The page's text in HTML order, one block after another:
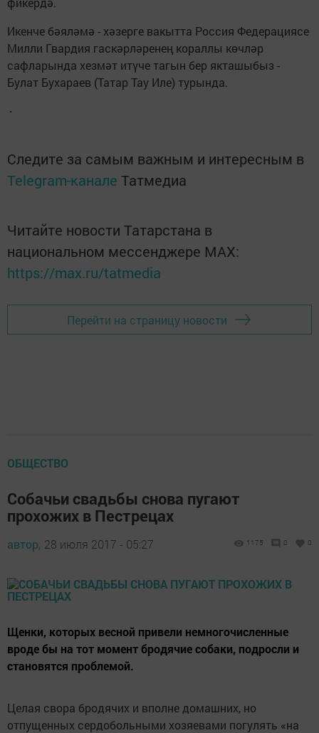
Икенче бәяләмә - хәзерге вакытта Россия Федерациясе
Милли Гвардия гаскәрләренең кораллы көчләр
сафларында хезмәт итүче тагын бер якташыбыз -
Булат Бухараев (Татар Тау Иле) турында.
Следите за самым важным и интересным в
Telegram-канале Татмедиа
Читайте новости Татарстана в
национальном мессенджере MАХ:
https://max.ru/tatmedia
Перейти на страницу новости
ОБЩЕСТВО
Собачьи свадьбы снова пугают
прохожих в Пестрецах
автор, 28 июля 2017 - 05:27 1175 0 0
Щенки, которых весной привели немногочисленные
вроде бы на тот момент бродячие собаки, подросли и
становятся проблемой.
Целая свора бродячих и вполне домашних, но
отпущенных сердобольными хозяевами погулять «на